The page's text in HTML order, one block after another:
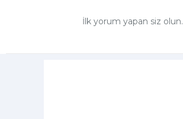
İlk yorum yapan siz olun.